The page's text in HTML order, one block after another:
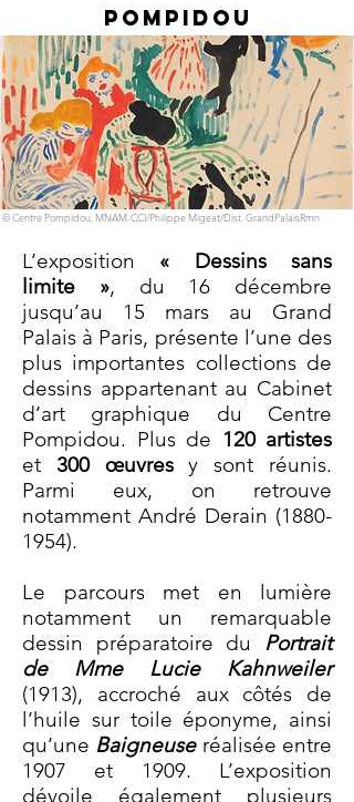
Pompidou
©Centre Pompidou, MNAM-CCI/Philippe Migeat/Dist. GrandPalaisRmn
L’exposition « Dessins sans
limite », du 16 décembre
jusqu’au 15 mars au Grand
Palais à Paris, présente l’une des
plus importantes collections de
dessins appartenant au Cabinet
d’art graphique du Centre
Pompidou. Plus de 120 artistes
et 300 œuvresy sont réunis.
Parmi eux, on retrouve
notamment André Derain (1880-
1954).
Le parcours met en lumière
notamment un remarquable
dessin préparatoire du Portrait
de Mme Lucie Kahnweiler
(1913), accroché aux côtés de
l’huile sur toile éponyme, ainsi
qu’une Baigneuse réalisée entre
1907 et 1909. L’exposition
dévoile également plusieurs